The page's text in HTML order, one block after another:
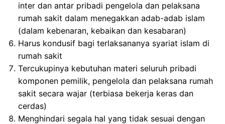
inter dan antar pribadi pengelola dan pelaksana
rumah sakit dalam menegakkan adab-adab islam
(dalam kebenaran, kebaikan dan kesabaran)
Harus kondusif bagi terlaksananya syariat islam di
rumah sakit
Tercukupinya kebutuhan materi seluruh pribadi
komponen pemilik, pengelola dan pelaksana rumah
sakit secara wajar (terbiasa bekerja keras dan
cerdas)
Menghindari segala hal yang tidak sesuai dengan